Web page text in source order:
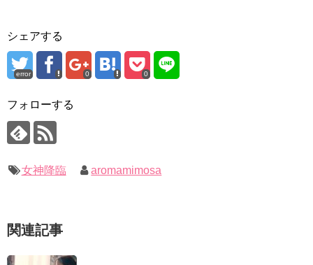
ソン・ヘギョ – ソンヘギョ キスまとめ
ハン・ヘジン 한혜진 – Still We (여전히 우리는)
한가인 –
「ライフ・ オン・ マーズ」2019年11月2日TSUTAYAにて先行
レンタル開始！
Jin-Crash Landing On You/ヒョンビン❤️ソンイェジン / エンジョイ❕
ョンら同僚芸能人から慰めの言葉が続々 – Taka News
キングを一部公開（DVD-SET2特典映像より）
九尾狐外伝 メイキング03 ハン・イェスル
チョ・ヒョンジェ 조현재 九尾狐外伝 制作発表会
キム・テヒの弟イ・ワン♥イ・ボミ、今日（28日）結婚……
「まず熱く掃除せよ」女優キム・ユジョン、「健康がとても回
【裏芸能】キムユジョンの熱愛彼氏はあの大物俳優
いでしょ？” Big News TV
幻の王女チャミョンゴ エンディング
か」出演で話題 Big News TV
シェアする
error 0 0
フォローする
女神降臨 aromamimosa
関連記事